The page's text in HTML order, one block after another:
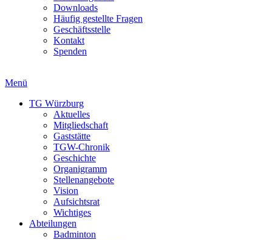
Downloads
Häufig gestellte Fragen
Geschäftsstelle
Kontakt
Spenden
Menü
TG Würzburg
Aktuelles
Mitgliedschaft
Gaststätte
TGW-Chronik
Geschichte
Organigramm
Stellenangebote
Vision
Aufsichtsrat
Wichtiges
Abteilungen
Badminton